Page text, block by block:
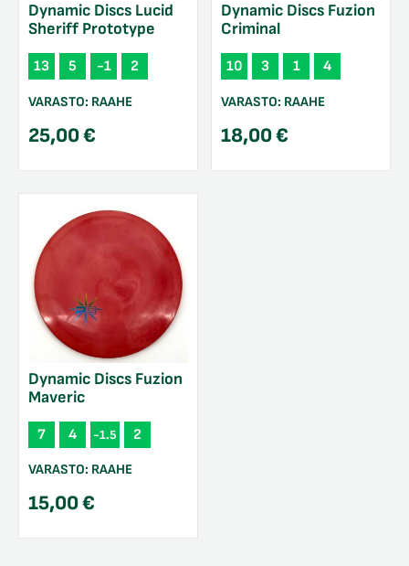
Dynamic Discs Lucid
Sheriff Prototype
13 5 -1 2
VARASTO: RAAHE
25,00€
Dynamic Discs Fuzion
Criminal
10 3 1 4
VARASTO: RAAHE
18,00€
Dynamic Discs Fuzion
Maveric
7 4 -1.5 2
VARASTO: RAAHE
15,00€